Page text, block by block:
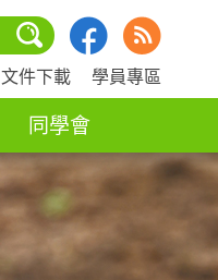
文件下載 學員專區
同學會